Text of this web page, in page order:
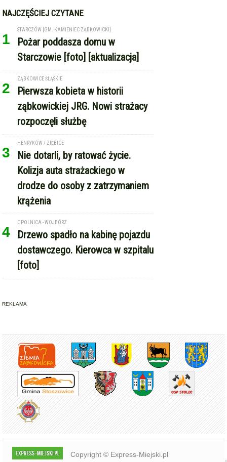
NAJCZĘŚCIEJ CZYTANE
1
STARCZÓW [GM. KAMIENIEC ZĄBKOWICKI]
Pożar poddasza domu w
Starczowie [foto] [aktualizacja]
2
ZĄBKOWICE ŚLĄSKIE
Pierwsza kobieta w historii
ząbkowickiej JRG. Nowi strażacy
rozpoczęli służbę
3
HENRYKÓW / ZIĘBICE
Nie dotarli, by ratować życie.
Kolizja auta strażackiego w
drodze do osoby z zatrzymaniem
krążenia
4
OPOLNICA - WOJBÓRZ
Drzewo spadło na kabinę pojazdu
dostawczego. Kierowca w szpitalu
[foto]
REKLAMA
Copyright © Express-Miejski.pl